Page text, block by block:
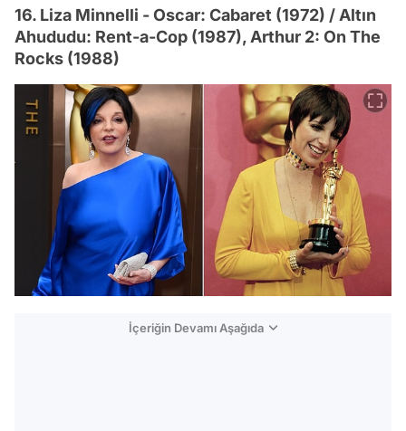
16. Liza Minnelli - Oscar: Cabaret (1972) / Altın
Ahududu: Rent-a-Cop (1987), Arthur 2: On The
Rocks (1988)
İçeriğin Devamı Aşağıda